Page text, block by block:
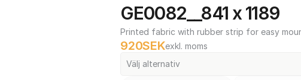
GE0082__841 x 1189
Printed fabric with rubber strip for easy
920SEKexkl. moms
Välj alternativ